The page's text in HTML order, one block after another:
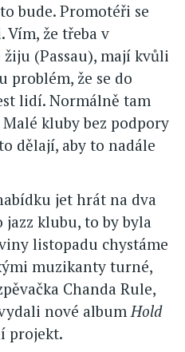
bude. Promotéři se
Vím, že třeba v
žiju (Passau), mají kvůli
problém, že se do
lidí. Normálně tam
kluby bez podpory
dělají, aby to nadále
jet hrát na dva
klubu, to by byla
listopadu chystáme
muzikanty turné,
Chanda Rule,
nové albumHold
projekt.